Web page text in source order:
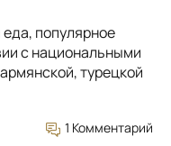
популярное
с национальными
турецкой
1 Комментарий